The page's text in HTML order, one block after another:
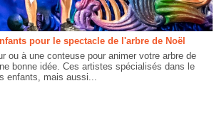
pour le spectacle de l'arbre de Noël
ou à une conteuse pour animer votre arbre de
bonne idée. Ces artistes spécialisés dans le
enfants, mais aussi...